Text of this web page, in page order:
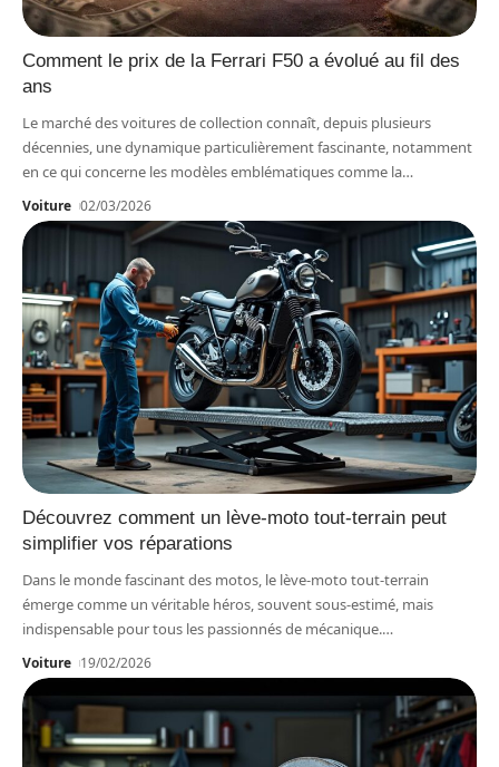
Comment le prix de la Ferrari F50 a évolué au fil des
ans
Le marché des voitures de collection connaît, depuis plusieurs
décennies, une dynamique particulièrement fascinante, notamment
en ce qui concerne les modèles emblématiques comme la…
Voiture 02/03/2026
Découvrez comment un lève-moto tout-terrain peut
simplifier vos réparations
Dans le monde fascinant des motos, le lève-moto tout-terrain
émerge comme un véritable héros, souvent sous-estimé, mais
indispensable pour tous les passionnés de mécanique.…
Voiture 19/02/2026